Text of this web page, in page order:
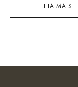
LEIA MAIS